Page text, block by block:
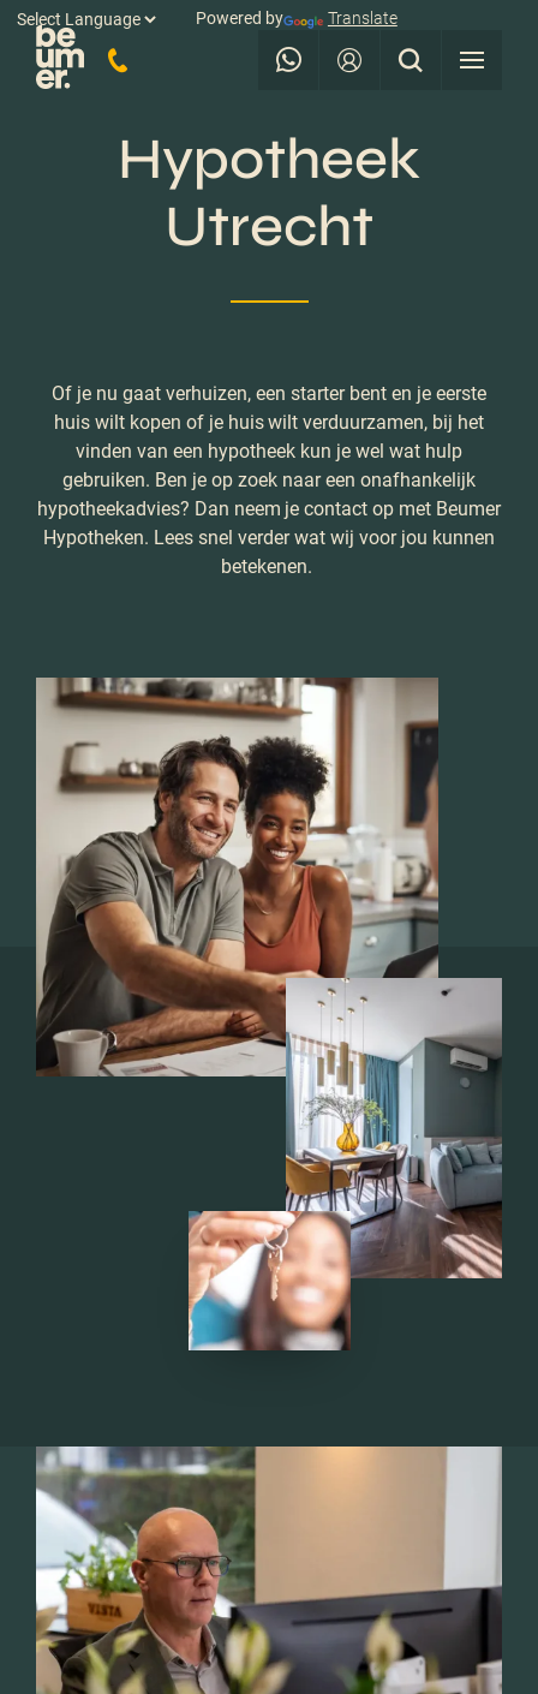
Powered by Translate
Hypotheek
Utrecht
Of je nu gaat verhuizen, een starter bent en je eerste
huis wilt kopen of je huis wilt verduurzamen, bij het
vinden van een hypotheek kun je wel wat hulp
gebruiken. Ben je op zoek naar een onafhankelijk
hypotheekadvies? Dan neem je contact op met Beumer
Hypotheken. Lees snel verder wat wij voor jou kunnen
betekenen.